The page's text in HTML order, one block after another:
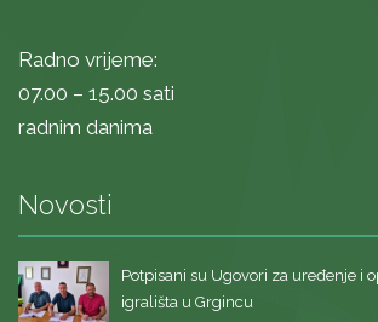
Radno vrijeme:
07.00 – 15.00 sati
radnim danima
Novosti
Potpisani su Ugovori za uređenje i
igrališta u Grgincu